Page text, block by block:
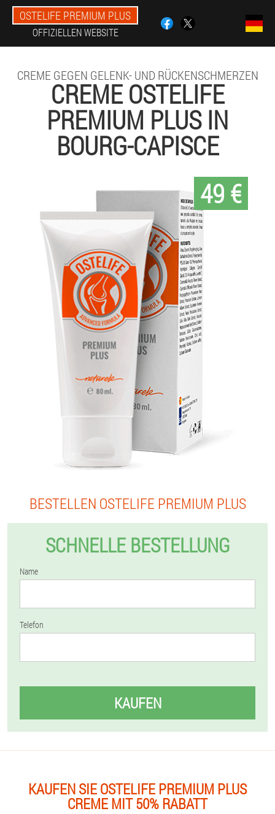
OSTELIFE PREMIUM PLUS
OFFIZIELLEN WEBSITE
CREME GEGEN GELENK- UND RÜCKENSCHMERZEN
CREME OSTELIFE
PREMIUM PLUS IN
BOURG-CAPISCE
49 €
BESTELLEN OSTELIFE PREMIUM PLUS
SCHNELLE BESTELLUNG
Name
Telefon
KAUFEN
KAUFEN SIE OSTELIFE PREMIUM PLUS
CREME MIT 50% RABATT